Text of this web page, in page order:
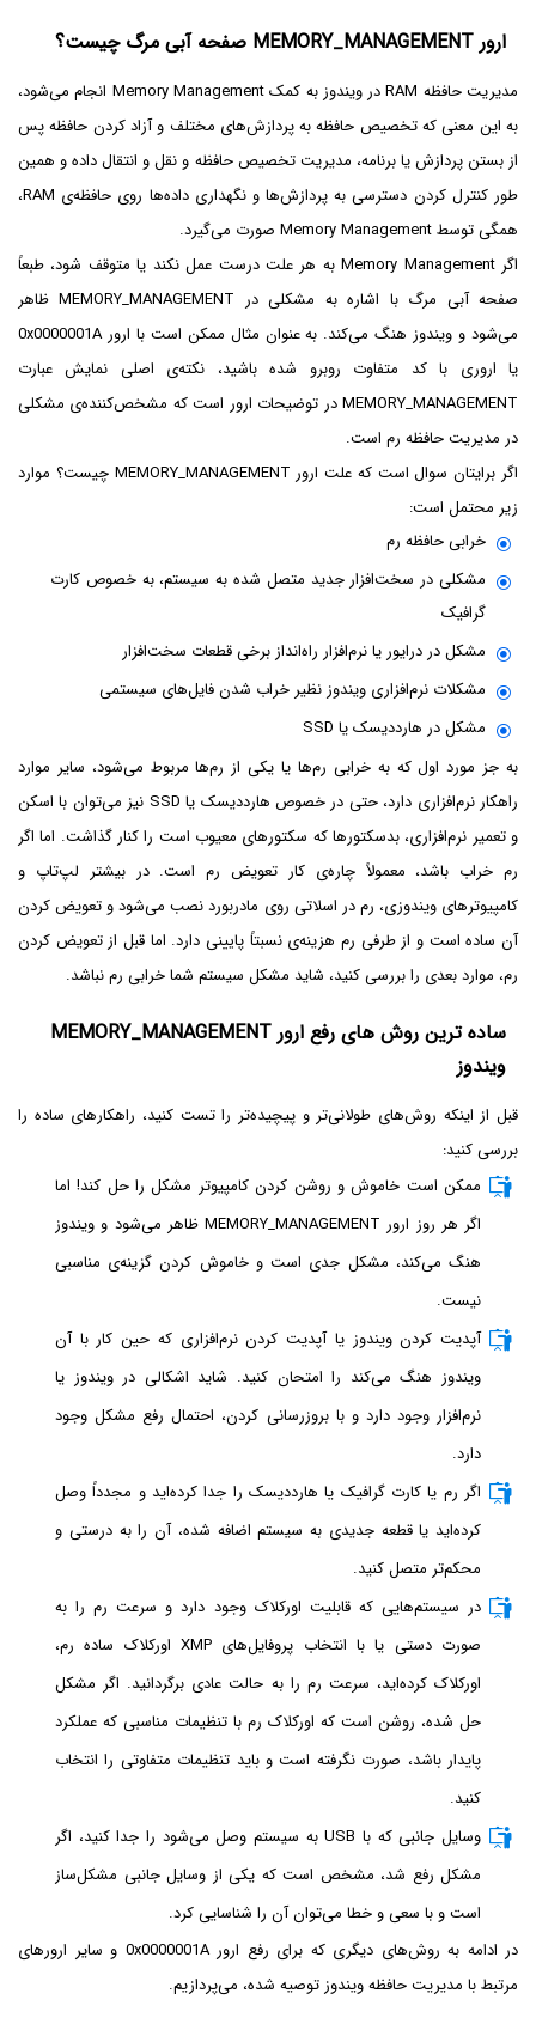
ارور MEMORY_MANAGEMENT صفحه آبی مرگ چیست؟
مدیریت حافظه RAM در ویندوز به کمک Memory Management انجام می‌شود،
به این معنی که تخصیص حافظه به پردازش‌های مختلف و آزاد کردن حافظه پس
از بستن پردازش یا برنامه، مدیریت تخصیص حافظه و نقل و انتقال داده و همین
طور کنترل کردن دسترسی به پردازش‌ها و نگهداری داده‌ها روی حافظه‌ی RAM،
همگی توسط Memory Management صورت می‌گیرد.
اگر Memory Management به هر علت درست عمل نکند یا متوقف شود، طبعاً
صفحه آبی مرگ با اشاره به مشکلی در MEMORY_MANAGEMENT ظاهر
می‌شود و ویندوز هنگ می‌کند. به عنوان مثال ممکن است با ارور 0x0000001A
یا اروری با کد متفاوت روبرو شده باشید، نکته‌ی اصلی نمایش عبارت
MEMORY_MANAGEMENT در توضیحات ارور است که مشخص‌کننده‌ی مشکلی
در مدیریت حافظه رم است.
اگر برایتان سوال است که علت ارور MEMORY_MANAGEMENT چیست؟ موارد
زیر محتمل است:
خرابی حافظه رم
مشکلی در سخت‌افزار جدید متصل شده به سیستم، به خصوص کارت
گرافیک
مشکل در درایور یا نرم‌افزار راه‌انداز برخی قطعات سخت‌افزار
مشکلات نرم‌افزاری ویندوز نظیر خراب شدن فایل‌های سیستمی
مشکل در هارددیسک یا SSD
به جز مورد اول که به خرابی رم‌ها یا یکی از رم‌ها مربوط می‌شود، سایر موارد
راهکار نرم‌افزاری دارد، حتی در خصوص هارددیسک یا SSD نیز می‌توان با اسکن
و تعمیر نرم‌افزاری، بدسکتورها که سکتورهای معیوب است را کنار گذاشت. اما اگر
رم خراب باشد، معمولاً چاره‌ی کار تعویض رم است. در بیشتر لپ‌تاپ و
کامپیوترهای ویندوزی، رم در اسلاتی روی مادربورد نصب می‌شود و تعویض کردن
آن ساده است و از طرفی رم هزینه‌ی نسبتاً پایینی دارد. اما قبل از تعویض کردن
رم، موارد بعدی را بررسی کنید، شاید مشکل سیستم شما خرابی رم نباشد.
ساده ترین روش های رفع ارور MEMORY_MANAGEMENT
ویندوز
قبل از اینکه روش‌های طولانی‌تر و پیچیده‌تر را تست کنید، راهکارهای ساده را
بررسی کنید:
ممکن است خاموش و روشن کردن کامپیوتر مشکل را حل کند! اما
اگر هر روز ارور MEMORY_MANAGEMENT ظاهر می‌شود و ویندوز
هنگ می‌کند، مشکل جدی است و خاموش کردن گزینه‌ی مناسبی
نیست.
آپدیت کردن ویندوز یا آپدیت کردن نرم‌افزاری که حین کار با آن
ویندوز هنگ می‌کند را امتحان کنید. شاید اشکالی در ویندوز یا
نرم‌افزار وجود دارد و با بروزرسانی کردن، احتمال رفع مشکل وجود
دارد.
اگر رم یا کارت گرافیک یا هارددیسک را جدا کرده‌اید و مجدداً وصل
کرده‌اید یا قطعه جدیدی به سیستم اضافه شده، آن را به درستی و
محکم‌تر متصل کنید.
در سیستم‌هایی که قابلیت اورکلاک وجود دارد و سرعت رم را به
صورت دستی یا با انتخاب پروفایل‌های XMP اورکلاک ساده رم،
اورکلاک کرده‌اید، سرعت رم را به حالت عادی برگردانید. اگر مشکل
حل شده، روشن است که اورکلاک رم با تنظیمات مناسبی که عملکرد
پایدار باشد، صورت نگرفته است و باید تنظیمات متفاوتی را انتخاب
کنید.
وسایل جانبی که با USB به سیستم وصل می‌شود را جدا کنید، اگر
مشکل رفع شد، مشخص است که یکی از وسایل جانبی مشکل‌ساز
است و با سعی و خطا می‌توان آن را شناسایی کرد.
در ادامه به روش‌های دیگری که برای رفع ارور 0x0000001A و سایر ارورهای
مرتبط با مدیریت حافظه ویندوز توصیه شده، می‌پردازیم.